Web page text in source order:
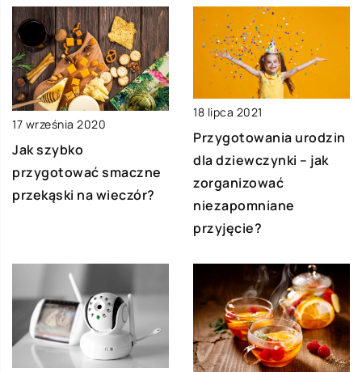
17 września 2020
Jak szybko
przygotować smaczne
przekąski na wieczór?
18 lipca 2021
Przygotowania urodzin
dla dziewczynki – jak
zorganizować
niezapomniane
przyjęcie?